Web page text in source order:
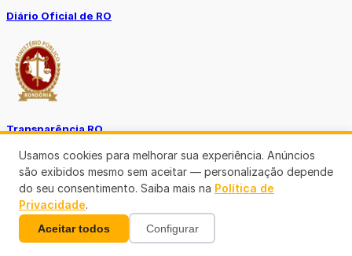
Diário Oficial de RO
Transparência RO
Tô no Controle TCE-RO
Usamos cookies para melhorar sua experiência. Anúncios
são exibidos mesmo sem aceitar — personalização depende
do seu consentimento. Saiba mais na Política de
Privacidade.
Aceitar todos Configurar